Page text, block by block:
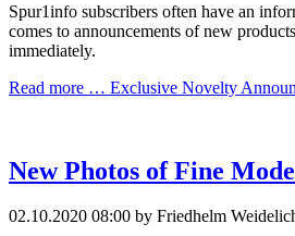
Spur1info subscribers often have an
comes to announcements of new
immediately.
Read more … Exclusive Novelty
New Photos of Fine
02.10.2020 08:00 by Friedhelm